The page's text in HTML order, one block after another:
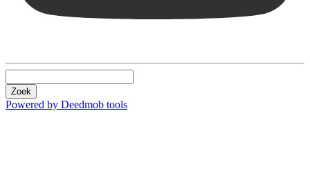
Zoek
Powered by Deedmob tools